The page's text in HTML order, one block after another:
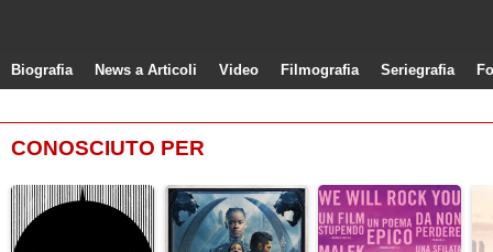
Biografia News a Articoli Video Filmografia Seriegrafia
CONOSCIUTO PER